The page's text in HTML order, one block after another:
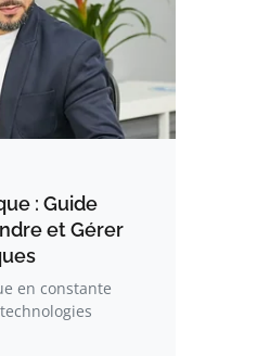
: Guide
et Gérer
en constante